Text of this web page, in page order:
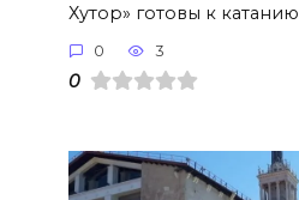
Хутор» готовы к катанию
0 3
0